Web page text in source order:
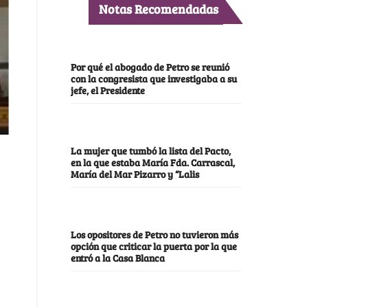
Notas Recomendadas
Por qué el abogado de Petro se reunió
con la congresista que investigaba a su
jefe, el Presidente
La mujer que tumbó la lista del Pacto,
en la que estaba María Fda. Carrascal,
María del Mar Pizarro y “Lalis
Los opositores de Petro no tuvieron más
opción que criticar la puerta por la que
entró a la Casa Blanca